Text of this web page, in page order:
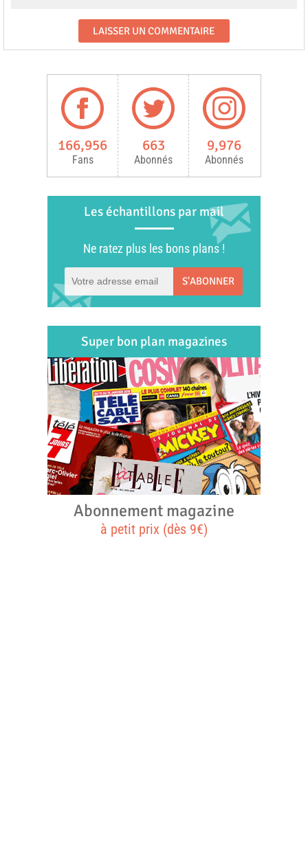
166,956
Fans
663
Abonnés
9,976
Abonnés
Les échantillons par mail
Ne ratez plus les bons plans !
S'ABONNER
Super bon plan magazines
Abonnement magazine
à petit prix (dès 9€)